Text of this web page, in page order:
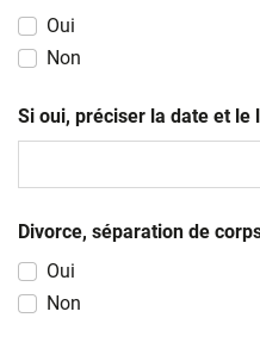
Oui
Non
Si oui, préciser la date et le
Divorce, séparation de
Oui
Non